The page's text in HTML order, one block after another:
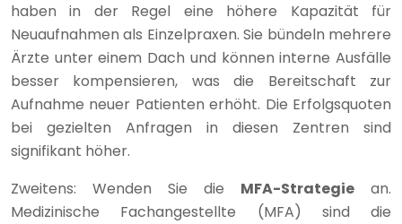
haben in der Regel eine höhere Kapazität für
Neuaufnahmen als Einzelpraxen. Sie bündeln mehrere
Ärzte unter einem Dach und können interne Ausfälle
besser kompensieren, was die Bereitschaft zur
Aufnahme neuer Patienten erhöht. Die Erfolgsquoten
bei gezielten Anfragen in diesen Zentren sind
signifikant höher.
Zweitens: Wenden Sie die MFA-Strategie an.
Medizinische Fachangestellte (MFA) sind die